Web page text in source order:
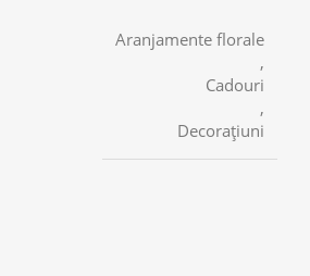
Aranjamente florale
,
Cadouri
,
Decorațiuni